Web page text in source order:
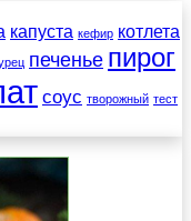
капуста кефир котлета
печенье пирог
соус творожный тест